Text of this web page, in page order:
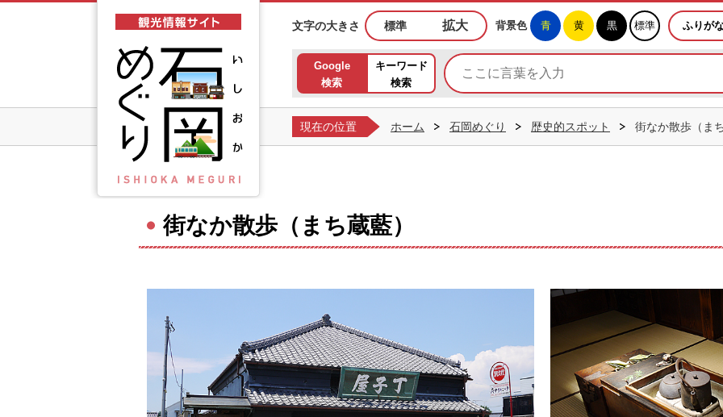
石岡市観光情報サイト 石岡めぐりホームページ
文字の大きさ 標準 拡大 背景色 青 黄 黒 標準 ふりが
Google
検索
キーワード
検索
現在の位置 ホーム 石岡めぐり 歴史的スポット 街なか散歩（ま
街なか散歩（まち蔵藍）